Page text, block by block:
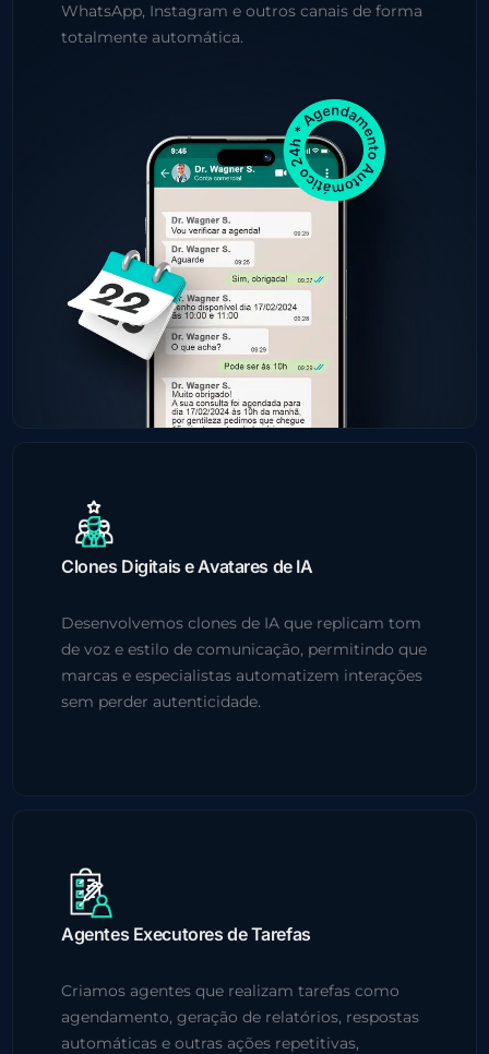
WhatsApp, Instagram e outros canais de forma
totalmente automática.
Clones Digitais e Avatares de IA
Desenvolvemos clones de IA que replicam tom
de voz e estilo de comunicação, permitindo que
marcas e especialistas automatizem interações
sem perder autenticidade.
Agentes Executores de Tarefas
Criamos agentes que realizam tarefas como
agendamento, geração de relatórios, respostas
automáticas e outras ações repetitivas,